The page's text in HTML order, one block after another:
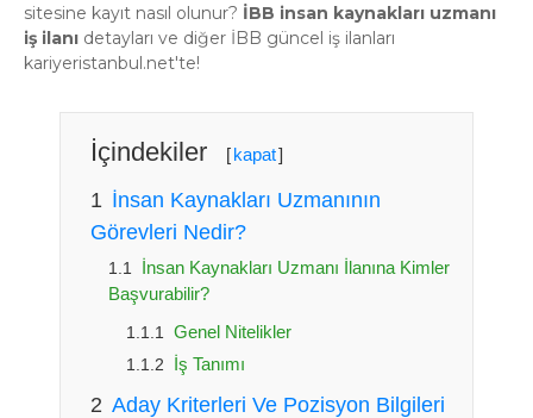
sitesine kayıt nasıl olunur? İBB insan kaynakları uzmanı
iş ilanı detayları ve diğer İBB güncel iş ilanları
kariyeristanbul.net'te!
İçindekiler [kapat]
İnsan Kaynakları Uzmanının
Görevleri Nedir?
İnsan Kaynakları Uzmanı İlanına Kimler
Başvurabilir?
Genel Nitelikler
İş Tanımı
Aday Kriterleri Ve Pozisyon Bilgileri